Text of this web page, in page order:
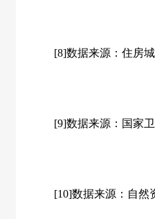
[8]数据来源：住房城
[9]数据来源：国家卫
[10]数据来源：自然资